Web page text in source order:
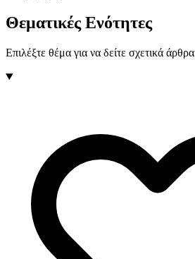
Θεματικές Ενότητες
Επιλέξτε θέμα για να δείτε σχετικά άρθρα